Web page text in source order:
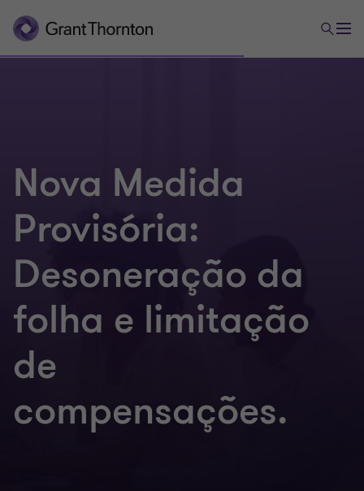
Nova Medida
Provisória:
Desoneração da
folha e limitação
de
compensações.